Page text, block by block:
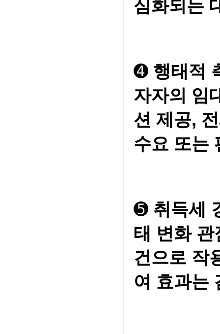
심화되는
➍ 행태적
자자의 임
션 제공,
수요 또는
➎ 취득세
태 변화
건으로 작
여 효과는